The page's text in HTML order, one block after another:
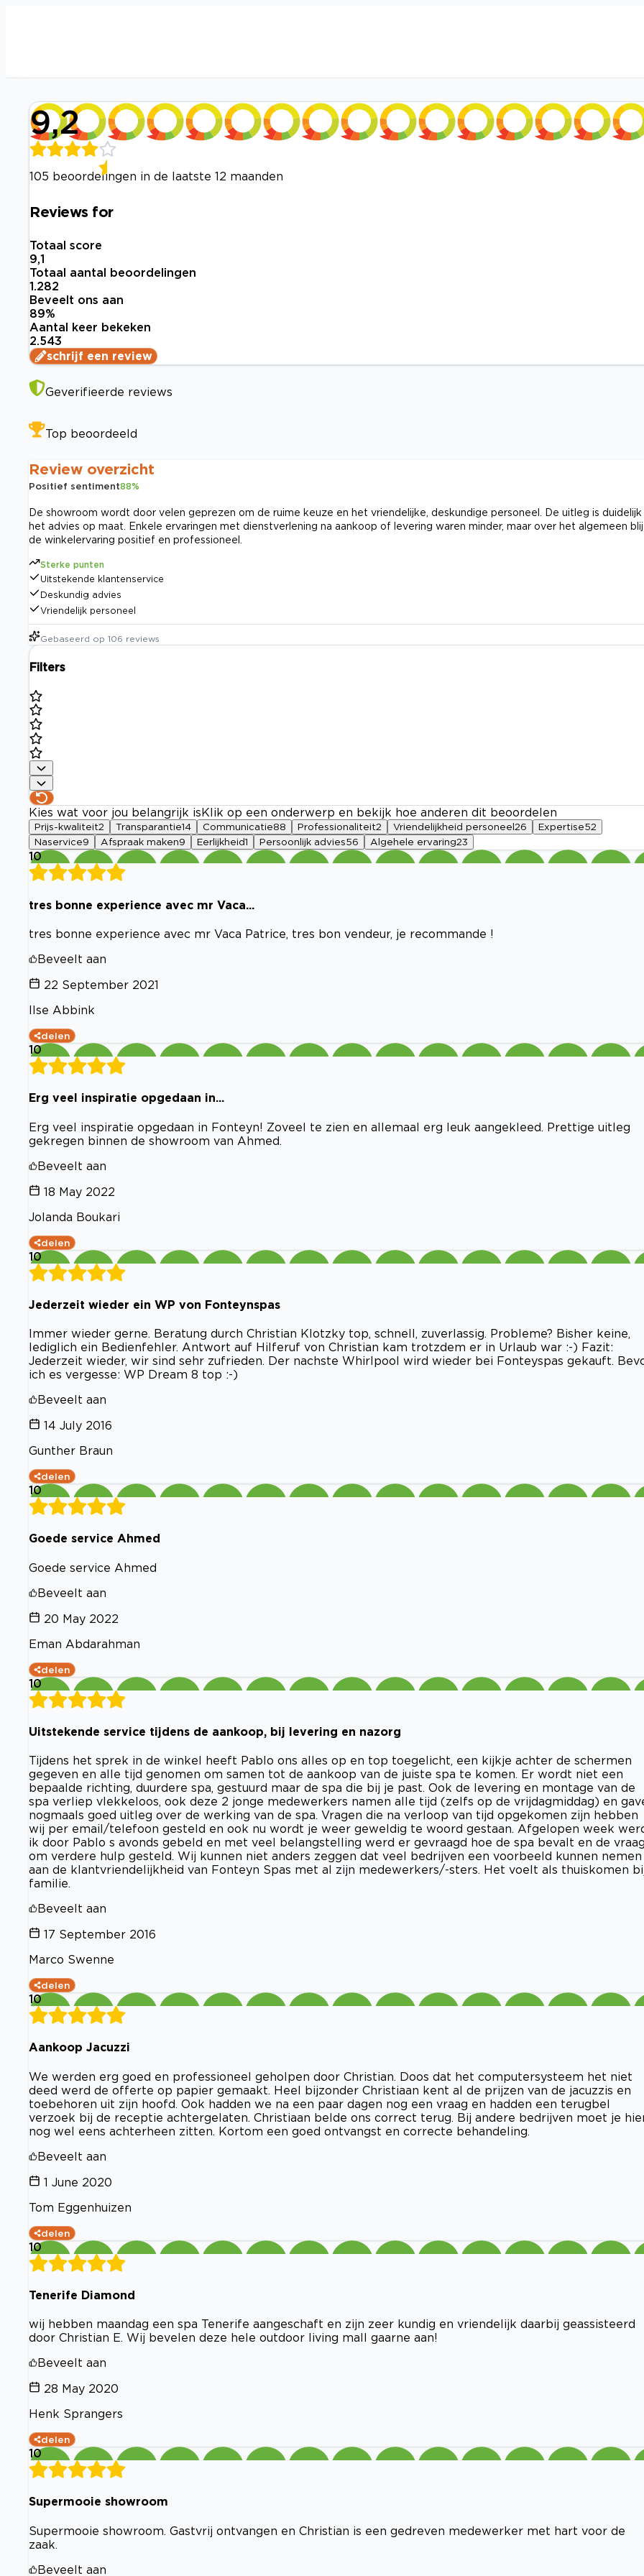
9,2
105 beoordelingen in de laatste 12 maanden
Reviews for
Totaal score
9,1
Totaal aantal beoordelingen
1.282
Beveelt ons aan
89%
Aantal keer bekeken
2.543
schrijf een review
Geverifieerde reviews
Top beoordeeld
Review overzicht
Positief sentiment88%
De showroom wordt door velen geprezen om de ruime keuze en het vriendelijke, deskundige personeel. De uitleg is duidelijk
het advies op maat. Enkele ervaringen met dienstverlening na aankoop of levering waren minder, maar over het algemeen
de winkelervaring positief en professioneel.
Sterke punten
Uitstekende klantenservice
Deskundig advies
Vriendelijk personeel
Gebaseerd op 106 reviews
Filters
Kies wat voor jou belangrijk is Klik op een onderwerp en bekijk hoe anderen dit beoordelen
Prijs-kwaliteit2 Transparantie14 Communicatie88 Professionaliteit2 Vriendelijkheid personeel 26 Expertise52
Naservice9 Afspraak maken9 Eerlijkheid1 Persoonlijk advies56 Algehele ervaring23
10
tres bonne experience avec mr Vaca...
tres bonne experience avec mr Vaca Patrice, tres bon vendeur, je recommande !
Beveelt aan
22 September 2021
Ilse Abbink
delen
10
Erg veel inspiratie opgedaan in...
Erg veel inspiratie opgedaan in Fonteyn! Zoveel te zien en allemaal erg leuk aangekleed. Prettige uitleg
gekregen binnen de showroom van Ahmed.
Beveelt aan
18 May 2022
Jolanda Boukari
delen
10
Jederzeit wieder ein WP von Fonteynspas
Immer wieder gerne. Beratung durch Christian Klotzky top, schnell, zuverlassig. Probleme? Bisher keine,
lediglich ein Bedienfehler. Antwort auf Hilferuf von Christian kam trotzdem er in Urlaub war :-) Fazit:
Jederzeit wieder, wir sind sehr zufrieden. Der nachste Whirlpool wird wieder bei Fonteyspas gekauft.
ich es vergesse: WP Dream 8 top :-)
Beveelt aan
14 July 2016
Gunther Braun
delen
10
Goede service Ahmed
Goede service Ahmed
Beveelt aan
20 May 2022
Eman Abdarahman
delen
10
Uitstekende service tijdens de aankoop, bij levering en nazorg
Tijdens het sprek in de winkel heeft Pablo ons alles op en top toegelicht, een kijkje achter de schermen
gegeven en alle tijd genomen om samen tot de aankoop van de juiste spa te komen. Er wordt niet een
bepaalde richting, duurdere spa, gestuurd maar de spa die bij je past. Ook de levering en montage van de
spa verliep vlekkeloos, ook deze 2 jonge medewerkers namen alle tijd (zelfs op de vrijdagmiddag) en
nogmaals goed uitleg over de werking van de spa. Vragen die na verloop van tijd opgekomen zijn hebben
wij per email/telefoon gesteld en ook nu wordt je weer geweldig te woord gestaan. Afgelopen week
ik door Pablo s avonds gebeld en met veel belangstelling werd er gevraagd hoe de spa bevalt en de
om verdere hulp gesteld. Wij kunnen niet anders zeggen dat veel bedrijven een voorbeeld kunnen nemen
aan de klantvriendelijkheid van Fonteyn Spas met al zijn medewerkers/-sters. Het voelt als thuiskomen
familie.
Beveelt aan
17 September 2016
Marco Swenne
delen
10
Aankoop Jacuzzi
We werden erg goed en professioneel geholpen door Christian. Doos dat het computersysteem het niet
deed werd de offerte op papier gemaakt. Heel bijzonder Christiaan kent al de prijzen van de jacuzzis en
toebehoren uit zijn hoofd. Ook hadden we na een paar dagen nog een vraag en hadden een terugbel
verzoek bij de receptie achtergelaten. Christiaan belde ons correct terug. Bij andere bedrijven moet je
nog wel eens achterheen zitten. Kortom een goed ontvangst en correcte behandeling.
Beveelt aan
1 June 2020
Tom Eggenhuizen
delen
10
Tenerife Diamond
wij hebben maandag een spa Tenerife aangeschaft en zijn zeer kundig en vriendelijk daarbij geassisteerd
door Christian E. Wij bevelen deze hele outdoor living mall gaarne aan!
Beveelt aan
28 May 2020
Henk Sprangers
delen
10
Supermooie showroom
Supermooie showroom. Gastvrij ontvangen en Christian is een gedreven medewerker met hart voor de
zaak.
Beveelt aan